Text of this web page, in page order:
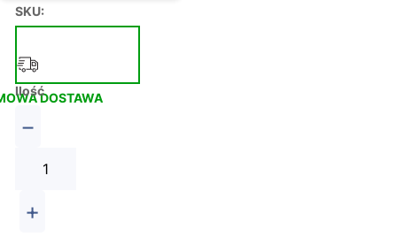
SKU:
DOSTAWA
Ilość
−
+